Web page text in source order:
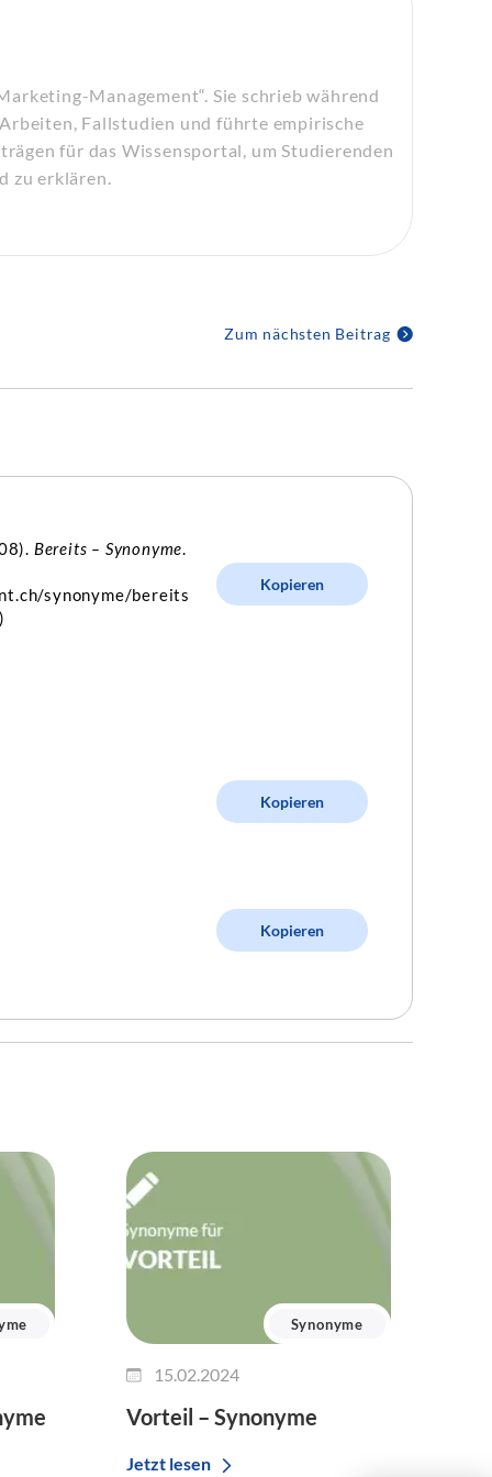
Management“. Sie schrieb während
Fallstudien und führte empirische
für das Wissensportal, um Studierenden
zu erklären.
Zum nächsten Beitrag
Bereits – Synonyme.
synonyme/bereits
Kopieren
Kopieren
Kopieren
Synonyme
15.02.2024
Vorteil – Synonyme
Jetzt lesen